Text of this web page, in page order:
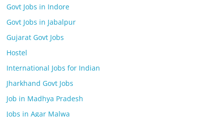
Govt Jobs in Indore
Govt Jobs in Jabalpur
Gujarat Govt Jobs
Hostel
International Jobs for Indian
Jharkhand Govt Jobs
Job in Madhya Pradesh
Jobs in Agar Malwa